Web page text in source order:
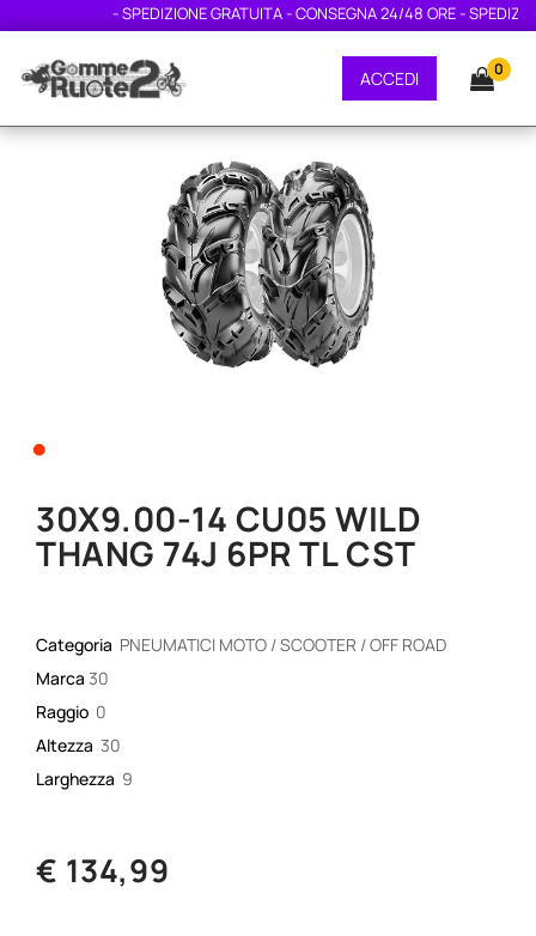
- SPEDIZIONE GRATUITA - CONSEGNA 24/48 ORE -
ACCEDI 0
•
30X9.00-14 CU05 WILD
THANG 74J 6PR TL CST
Categoria PNEUMATICI MOTO / SCOOTER / OFF ROAD
Marca 30
Raggio 0
Altezza 30
Larghezza 9
€ 134,99